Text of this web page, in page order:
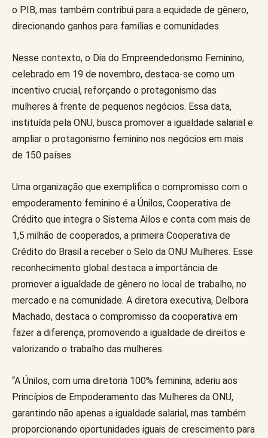
o PIB, mas também contribui para a equidade de gênero,
direcionando ganhos para famílias e comunidades.
Nesse contexto, o Dia do Empreendedorismo Feminino,
celebrado em 19 de novembro, destaca-se como um
incentivo crucial, reforçando o protagonismo das
mulheres à frente de pequenos negócios. Essa data,
instituída pela ONU, busca promover a igualdade salarial e
ampliar o protagonismo feminino nos negócios em mais
de 150 países.
Uma organização que exemplifica o compromisso com o
empoderamento feminino é a Únilos, Cooperativa de
Crédito que integra o Sistema Ailos e conta com mais de
1,5 milhão de cooperados, a primeira Cooperativa de
Crédito do Brasil a receber o Selo da ONU Mulheres. Esse
reconhecimento global destaca a importância de
promover a igualdade de gênero no local de trabalho, no
mercado e na comunidade. A diretora executiva, Delbora
Machado, destaca o compromisso da cooperativa em
fazer a diferença, promovendo a igualdade de direitos e
valorizando o trabalho das mulheres.
“A Únilos, com uma diretoria 100% feminina, aderiu aos
Princípios de Empoderamento das Mulheres da ONU,
garantindo não apenas a igualdade salarial, mas também
proporcionando oportunidades iguais de crescimento para